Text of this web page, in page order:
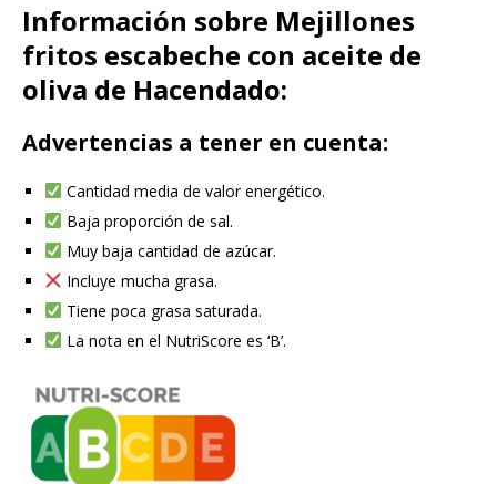
Información sobre Mejillones
fritos escabeche con aceite de
oliva de Hacendado:
Advertencias a tener en cuenta:
Cantidad media de valor energético.
Baja proporción de sal.
Muy baja cantidad de azúcar.
Incluye mucha grasa.
Tiene poca grasa saturada.
La nota en el NutriScore es ‘B’.